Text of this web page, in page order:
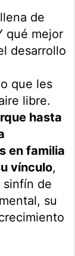
de
qué mejor
desarrollo
que les
libre.
hasta
en familia
vínculo,
sinfín de
su